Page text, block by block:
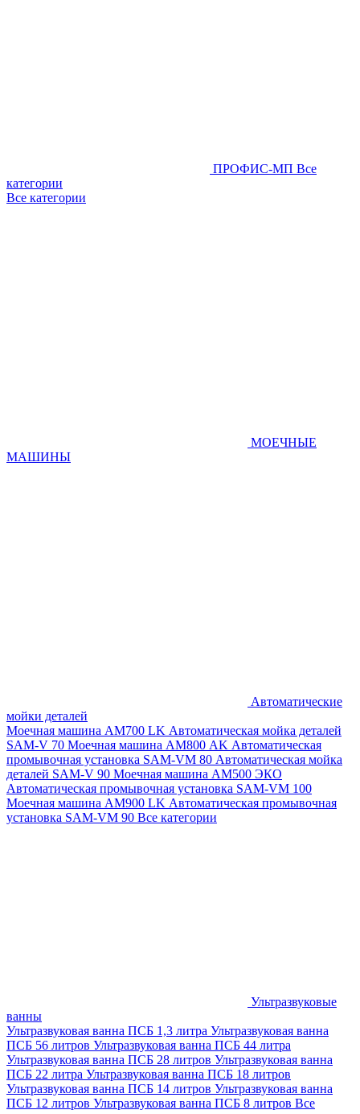
ПРОФИС-МП Все
категории
Все категории
МОЕЧНЫЕ
МАШИНЫ
Автоматические
мойки деталей
Моечная машина AM700 LK Автоматическая мойка деталей
SAM-V 70 Моечная машина АМ800 AK Автоматическая
промывочная установка SAM-VM 80 Автоматическая мойка
деталей SAM-V 90 Моечная машина АМ500 ЭКО
Автоматическая промывочная установка SAM-VM 100
Моечная машина AM900 LK Автоматическая промывочная
установка SAM-VM 90 Все категории
Ультразвуковые
ванны
Ультразвуковая ванна ПСБ 1,3 литра Ультразвуковая ванна
ПСБ 56 литров Ультразвуковая ванна ПСБ 44 литра
Ультразвуковая ванна ПСБ 28 литров Ультразвуковая ванна
ПСБ 22 литра Ультразвуковая ванна ПСБ 18 литров
Ультразвуковая ванна ПСБ 14 литров Ультразвуковая ванна
ПСБ 12 литров Ультразвуковая ванна ПСБ 8 литров Все